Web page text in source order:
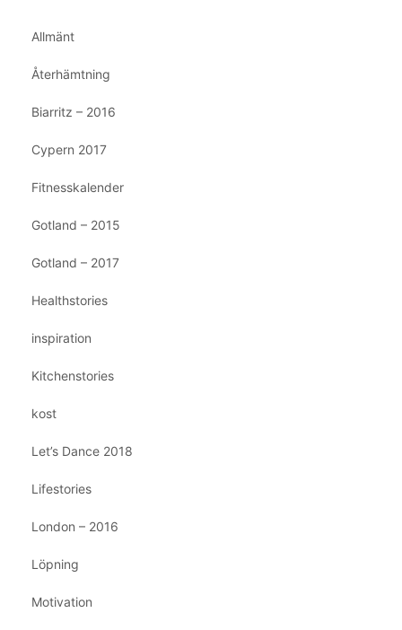
Allmänt
Återhämtning
Biarritz – 2016
Cypern 2017
Fitnesskalender
Gotland – 2015
Gotland – 2017
Healthstories
inspiration
Kitchenstories
kost
Let’s Dance 2018
Lifestories
London – 2016
Löpning
Motivation